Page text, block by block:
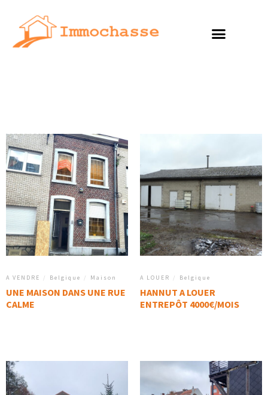
A VENDRE / Belgique / Maison
UNE MAISON DANS UNE RUE
CALME
A LOUER / Belgique
HANNUT A LOUER
ENTREPÔT 4000€/MOIS